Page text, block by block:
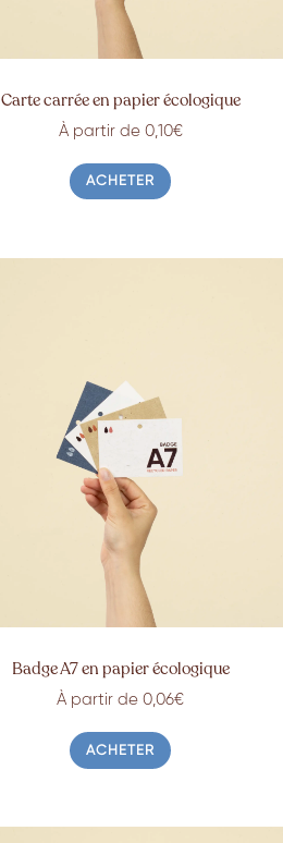
Carte carrée en papier écologique
À partir de 0,10€
ACHETER
Badge A7 en papier écologique
À partir de 0,06€
ACHETER